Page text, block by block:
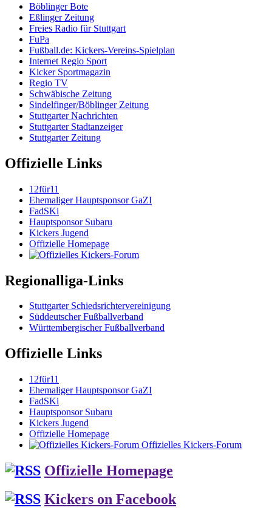
Böblinger Bote
Eßlinger Zeitung
Freies Radio für Stuttgart
FuPa
Fußball.de: Kickers-Vereins-Spielplan
Internet Regio Sport
Kicker Sportmagazin
Regio TV
Schwäbische Zeitung
Sindelfinger/Böblinger Zeitung
Stuttgarter Nachrichten
Stuttgarter Stadtanzeiger
Stuttgarter Zeitung
Offizielle Links
12für11
Ehemaliger Hauptsponsor GaZI
FadSKi
Hauptsponsor Subaru
Kickers Jugend
Offizielle Homepage
Regionalliga-Links
Stuttgarter Schiedsrichtervereinigung
Süddeutscher Fußballverband
Württembergischer Fußballverband
Offizielle Links
12für11
Ehemaliger Hauptsponsor GaZI
FadSKi
Hauptsponsor Subaru
Kickers Jugend
Offizielle Homepage
Offizielles Kickers-Forum
Offizielle Homepage
Kickers on Facebook